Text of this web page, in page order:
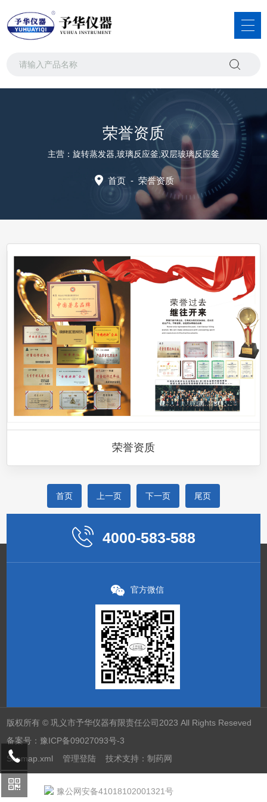
荣誉资质
主营：旋转蒸发器,玻璃反应釜,双层玻璃反应釜
首页 - 荣誉资质
荣誉资质
首页 上一页 下一页 尾页
4000-583-588
官方微信
版权所有 © 巩义市予华仪器有限责任公司2023 All Rights Reseved
备案号： 豫ICP备09027093号-3
Sitemap.xml
管理登陆 技术支持：制药网
豫公网安备41018102001321号